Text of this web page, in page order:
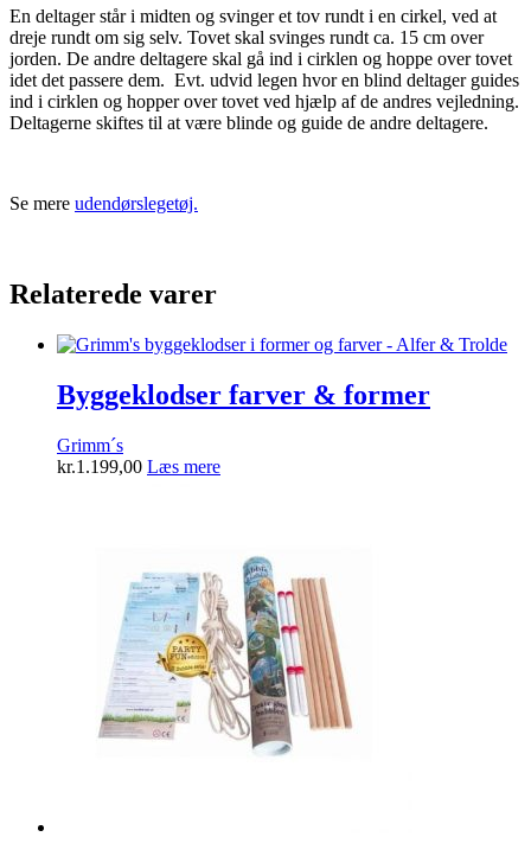
En deltager står i midten og svinger et tov rundt i en cirkel, ved at
dreje rundt om sig selv. Tovet skal svinges rundt ca. 15 cm over
jorden. De andre deltagere skal gå ind i cirklen og hoppe over tovet
idet det passere dem. Evt. udvid legen hvor en blind deltager guides
ind i cirklen og hopper over tovet ved hjælp af de andres vejledning.
Deltagerne skiftes til at være blinde og guide de andre deltagere.
Se mere udendørslegetøj.
Relaterede varer
Byggeklodser farver & former
Grimm´s
kr.1.199,00 Læs mere